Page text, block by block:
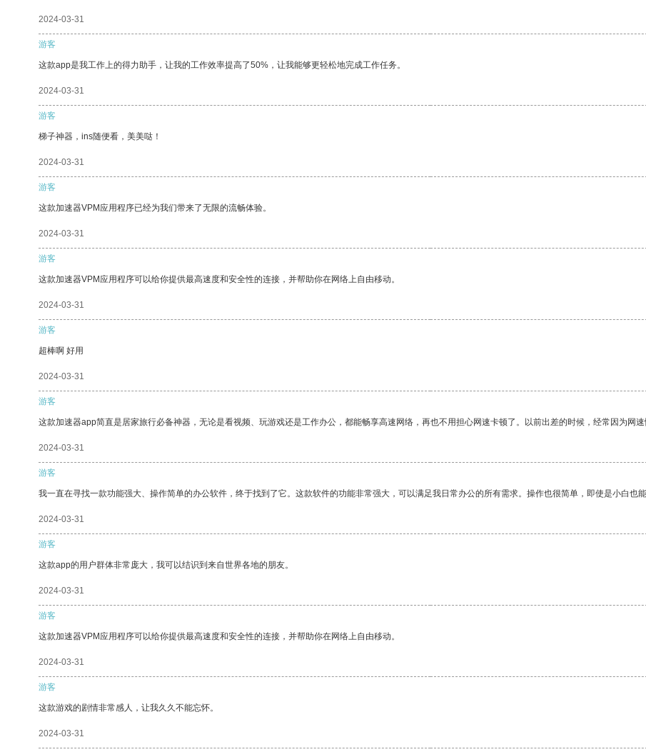
2024-03-31
游客
这款app是我工作上的得力助手，让我的工作效率提高了50%，让我能够更轻松地完成工作任务。
2024-03-31
游客
梯子神器，ins随便看，美美哒！
2024-03-31
游客
这款加速器VPM应用程序已经为我们带来了无限的流畅体验。
2024-03-31
游客
这款加速器VPM应用程序可以给你提供最高速度和安全性的连接，并帮助你在网络上自由移动。
2024-03-31
游客
超棒啊 好用
2024-03-31
游客
这款加速器app简直是居家旅行必备神器，无论是看视频、玩游戏还是工作办公，都能畅享高速网络，再也不用担心网速卡顿了。以前出差的时候，经常因为网
2024-03-31
游客
我一直在寻找一款功能强大、操作简单的办公软件，终于找到了它。这款软件的功能非常强大，可以满足我日常办公的所有需求。操作也很简单，即使是小白也能
2024-03-31
游客
这款app的用户群体非常庞大，我可以结识到来自世界各地的朋友。
2024-03-31
游客
这款加速器VPM应用程序可以给你提供最高速度和安全性的连接，并帮助你在网络上自由移动。
2024-03-31
游客
这款游戏的剧情非常感人，让我久久不能忘怀。
2024-03-31